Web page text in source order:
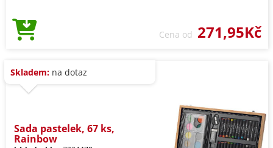
Cena od 271,95Kč
Skladem: na dotaz
Sada pastelek, 67 ks,
Rainbow